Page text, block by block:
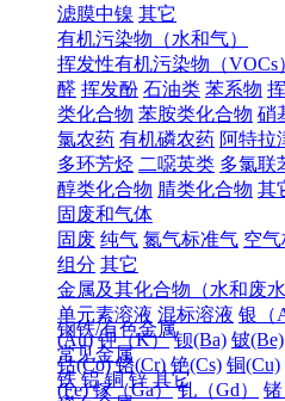
滤膜中镍 其它
有机污染物（水和气）
挥发性有机污染物（VOCs
醛 挥发酚 石油类 苯系物
类化合物 苯胺类化合物 硝
氯农药 有机磷农药 阿特拉
多环芳烃 二噁英类 多氯联
醇类化合物 腈类化合物 其
固废和气体
固废 纯气 氮气标准气 空
组分 其它
金属及其化合物（水和废水
单元素溶液 混标溶液 银（
(Au) 钾（K） 钡(Ba) 铍(Be)
钴(Co) 铬(Cr) 铯(Cs) 铜(Cu)
(Fe) 镓（Ga） 钆（Gd） 锗
钢铁/有色金属
常见金属
铁 铝 铜 锌 其它